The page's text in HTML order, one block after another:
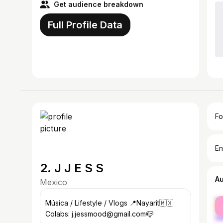
Get audience breakdown
Full Profile Data
2. J J E S S
Mexico
Música / Lifestyle / Vlogs 📍Nayarit🇲🇽
Colabs: j.jessmood@gmail.com📪